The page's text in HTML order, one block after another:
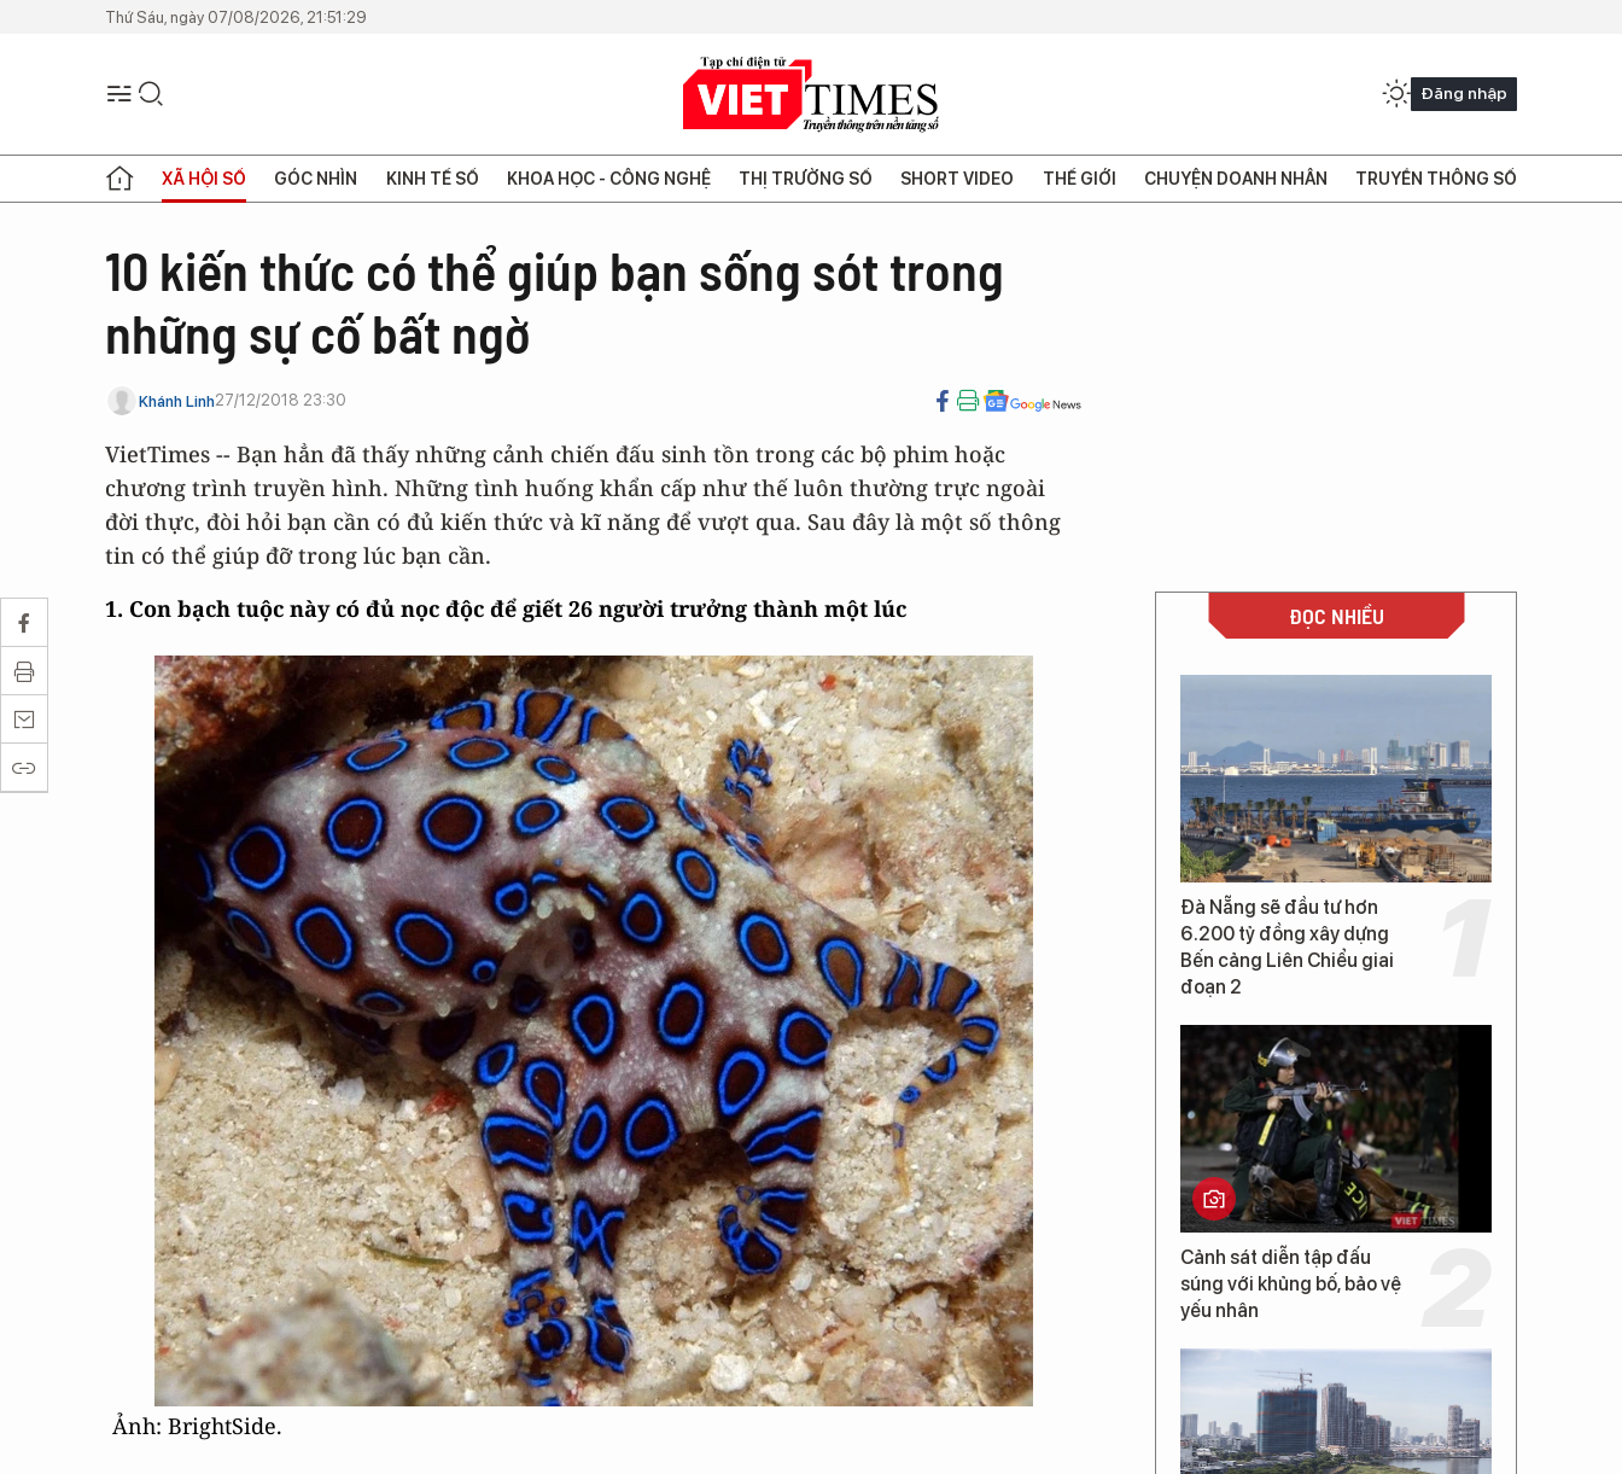
Thứ Sáu, ngày 07/08/2026, 21:51:29
Đăng nhập
XÃ HỘI SỐ GÓC NHÌN KINH TẾ SỐ KHOA HỌC - CÔNG NGHỆ THỊ TRƯỜNG SỐ SHORT VIDEO THẾ GIỚI CHUYỆN DOANH NHÂN TRUYỀN THÔNG SỐ
10 kiến thức có thể giúp bạn sống sót trong
những sự cố bất ngờ
Khánh Linh27/12/2018 23:30
VietTimes -- Bạn hẳn đã thấy những cảnh chiến đấu sinh tồn trong các bộ phim hoặc
chương trình truyền hình. Những tình huống khẩn cấp như thế luôn thường trực ngoài
đời thực, đòi hỏi bạn cần có đủ kiến thức và kĩ năng để vượt qua. Sau đây là một số thông
tin có thể giúp đỡ trong lúc bạn cần.
1. Con bạch tuộc này có đủ nọc độc để giết 26 người trưởng thành một lúc
Ảnh: BrightSide.
ĐỌC NHIỀU
Đà Nẵng sẽ đầu tư hơn
6.200 tỷ đồng xây dựng
Bến cảng Liên Chiểu giai
đoạn 2
Cảnh sát diễn tập đấu
súng với khủng bố, bảo vệ
yếu nhân